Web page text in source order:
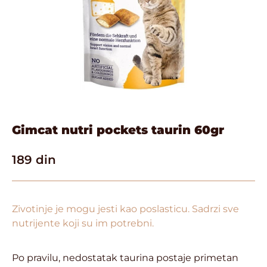
Gimcat nutri pockets taurin 60gr
189 din
Zivotinje je mogu jesti kao poslasticu. Sadrzi sve
nutrijente koji su im potrebni.
Po pravilu, nedostatak taurina postaje primetan